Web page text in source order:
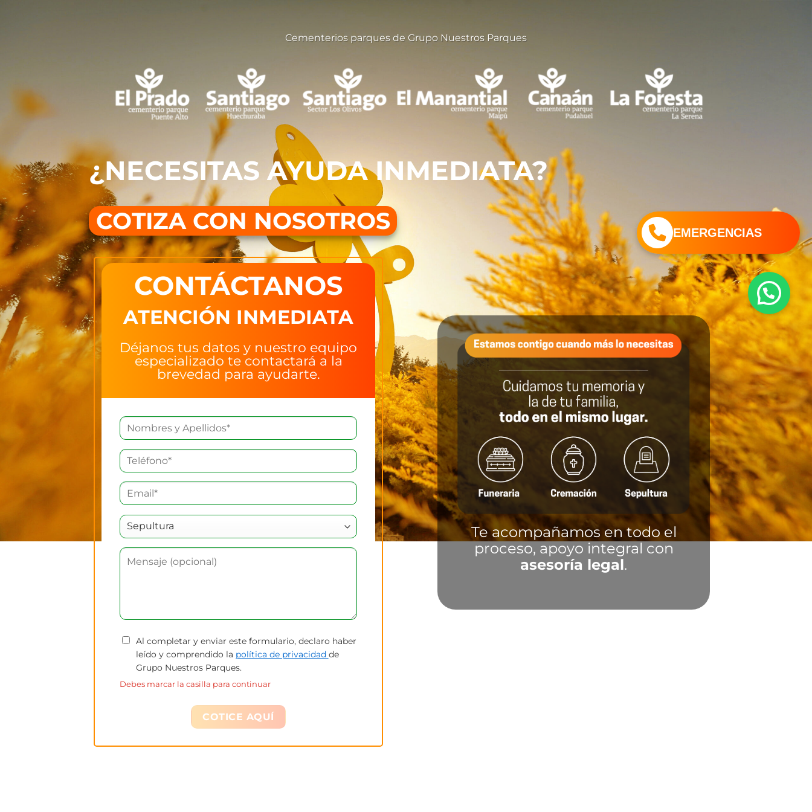
Cementerios parques de Grupo Nuestros Parques
¿NECESITAS AYUDA INMEDIATA?
COTIZA CON NOSOTROS
CONTÁCTANOS
ATENCIÓN INMEDIATA
Déjanos tus datos y nuestro equipo
especializado te contactará a la
brevedad para ayudarte.
Al completar y enviar este formulario, declaro haber
leído y comprendido la política de privacidad de
Grupo Nuestros Parques.
Debes marcar la casilla para continuar
Te acompañamos en todo el
proceso, apoyo integral con
asesoría legal.
EMERGENCIAS